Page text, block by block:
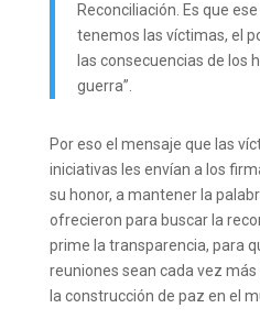
Reconciliación. Es que
tenemos las víctimas, el
las consecuencias de los
guerra”.
Por eso el mensaje que las
iniciativas les envían a los
su honor, a mantener la
ofrecieron para buscar la
prime la transparencia, para
reuniones sean cada vez
la construcción de paz en el